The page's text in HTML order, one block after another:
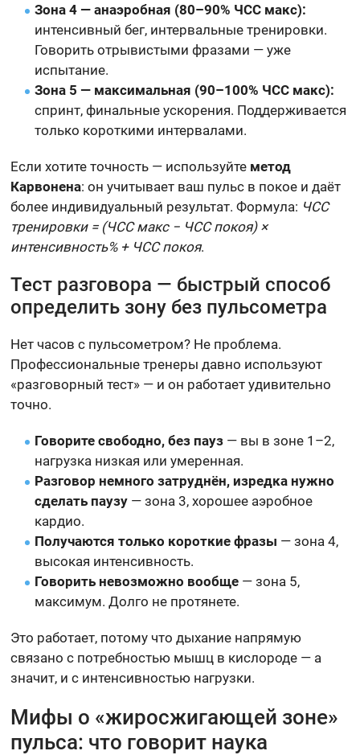
Зона 4 — анаэробная (80–90% ЧСС макс):
интенсивный бег, интервальные тренировки.
Говорить отрывистыми фразами — уже
испытание.
Зона 5 — максимальная (90–100% ЧСС макс):
спринт, финальные ускорения. Поддерживается
только короткими интервалами.
Если хотите точность — используйте метод
Карвонена: он учитывает ваш пульс в покое и даёт
более индивидуальный результат. Формула: ЧСС
тренировки = (ЧСС макс − ЧСС покоя) ×
интенсивность% + ЧСС покоя.
Тест разговора — быстрый способ
определить зону без пульсометра
Нет часов с пульсометром? Не проблема.
Профессиональные тренеры давно используют
«разговорный тест» — и он работает удивительно
точно.
Говорите свободно, без пауз — вы в зоне 1–2,
нагрузка низкая или умеренная.
Разговор немного затруднён, изредка нужно
сделать паузу — зона 3, хорошее аэробное
кардио.
Получаются только короткие фразы — зона 4,
высокая интенсивность.
Говорить невозможно вообще — зона 5,
максимум. Долго не протянете.
Это работает, потому что дыхание напрямую
связано с потребностью мышц в кислороде — а
значит, и с интенсивностью нагрузки.
Мифы о «жиросжигающей зоне»
пульса: что говорит наука